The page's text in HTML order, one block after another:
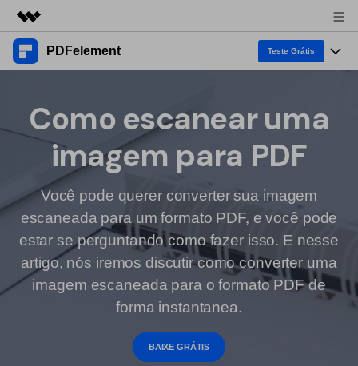
Produtos em destaque
Utilitários
Visão geral
Soluções
Sobre nós
Sala de imprensa
PDFelement Teste Grátis
Desktop
PDFelement para Windows
PDFelement para Mac
Aplicação Móvel
PDFelement para iPhone/iPad
Recursos
Ferramentas de PDF
Ler PDF
Anotar PDF
Criar PDF
Combinar PDF
Converter PDF
Soluções & Suporte
Tópicos Quentes
Lista dos melhores
Como fazer
Software para Mac
Dicas de assinar PDF
1-10 Usuários
10+ Usuários
Compre Agora Entrar
Como escanear uma
imagem para PDF
Você pode querer converter sua imagem
escaneada para um formato PDF, e você pode
estar se perguntando como fazer isso. E nesse
artigo, nós iremos discutir como converter uma
imagem escaneada para o formato PDF de
forma instantanea.
BAIXE GRÁTIS